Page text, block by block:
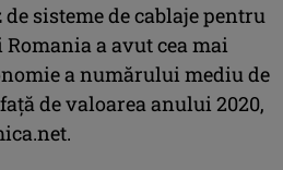
sisteme de cablaje pentru
a avut cea mai
a numărului mediu de
de valoarea anului 2020,